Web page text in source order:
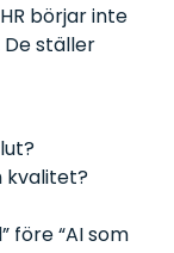
börjar inte
ställer
kvalitet?
före “AI som